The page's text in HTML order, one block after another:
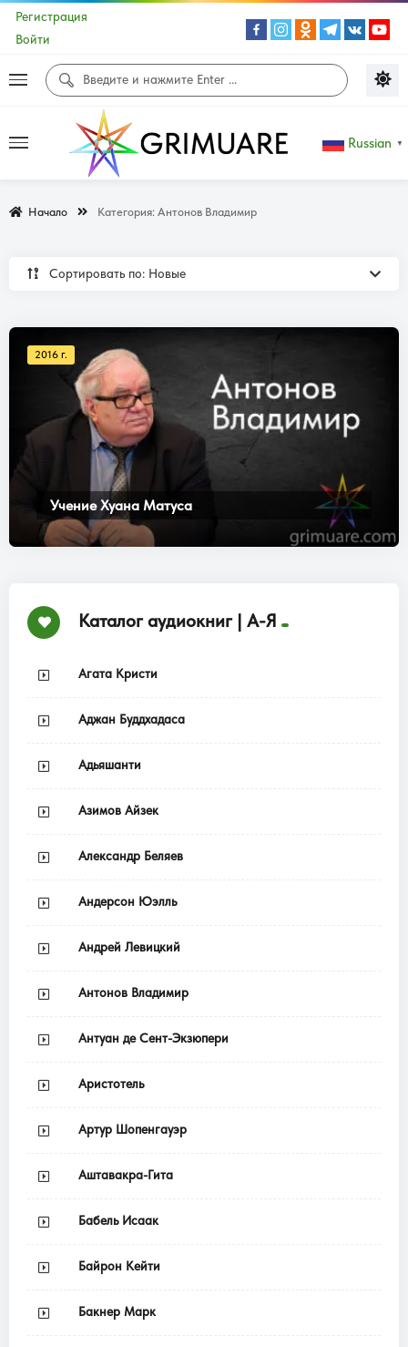
Регистрация
Войти
Russian ▼
Начало Категория: Антонов Владимир
Сортировать по: Новые
2016 г.
Учение Хуана Матуса
Каталог аудиокниг | А-Я
Агата Кристи
Аджан Буддхадаса
Адьяшанти
Азимов Айзек
Александр Беляев
Андерсон Юэлль
Андрей Левицкий
Антонов Владимир
Антуан де Сент-Экзюпери
Аристотель
Артур Шопенгауэр
Аштавакра-Гита
Бабель Исаак
Байрон Кейти
Бакнер Марк